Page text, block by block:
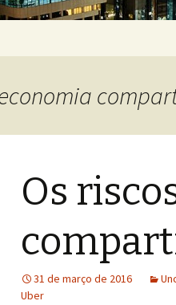
Os
31 de março de 2016
Uber